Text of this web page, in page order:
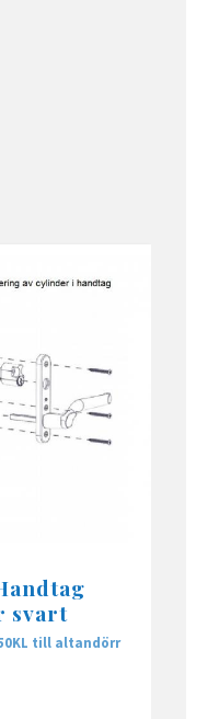
svart
till altandörr